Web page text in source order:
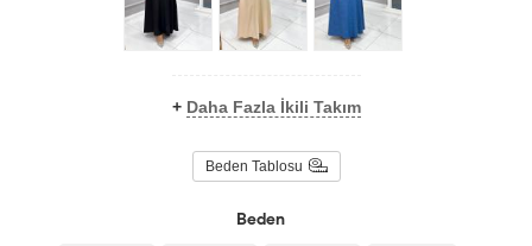
+ Daha Fazla İkili Takım
Beden Tablosu
Beden